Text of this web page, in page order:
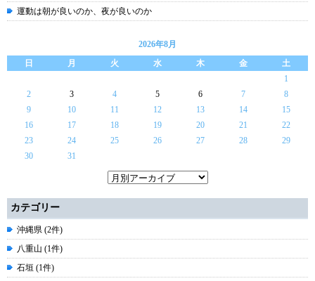
運動は朝が良いのか、夜が良いのか
2026年8月
日
月 火 水 木 金
土
1
2
3 4 5 6 7
8
9
10 11 12 13 14
15
16
17 18 19 20 21
22
23
24 25 26 27 28
29
30
31
カテゴリー
沖縄県 (2件)
八重山 (1件)
石垣 (1件)